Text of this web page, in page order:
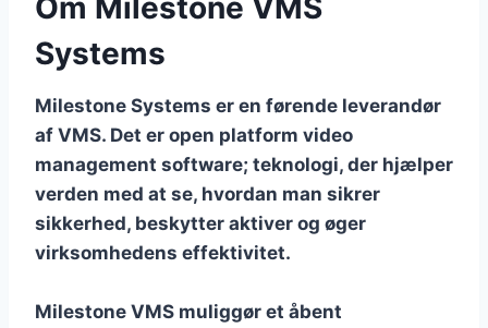
Om Milestone VMS
Systems
Milestone Systems er en førende leverandør
af VMS. Det er open platform video
management software; teknologi, der hjælper
verden med at se, hvordan man sikrer
sikkerhed, beskytter aktiver og øger
virksomhedens effektivitet.
Milestone VMS muliggør et åbent